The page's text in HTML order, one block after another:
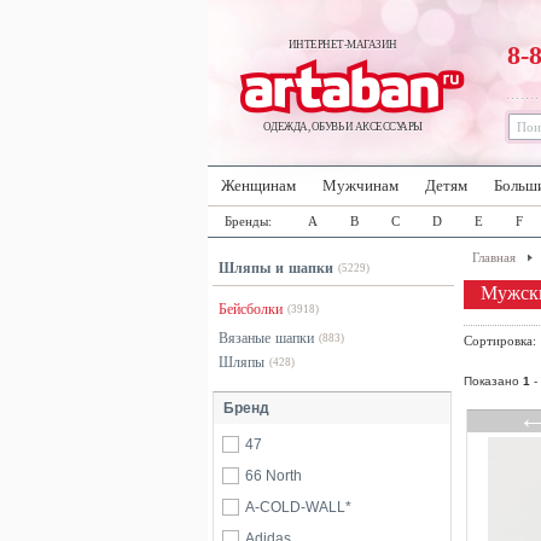
ИНТЕРНЕТ-МАГАЗИН
ОДЕЖДА, ОБУВЬ И АКСЕССУАРЫ
8-
Женщинам Мужчинам Детям
Бренды: A B C D E F
Шляпы и шапки (5229)
Бейсболки (3918)
Вязаные шапки (883)
Шляпы (428)
Бренд
47
66 North
A-COLD-WALL*
Главная
Сортировка:
Показано 1 -